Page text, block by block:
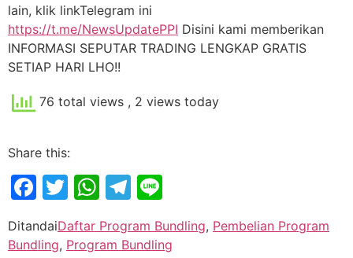
lain, klik linkTelegram ini
https://t.me/NewsUpdatePPI Disini kami memberikan
INFORMASI SEPUTAR TRADING LENGKAP GRATIS
SETIAP HARI LHO!!
76 total views , 2 views today
Share this:
Facebook
Twitter
WhatsApp
Telegram
DitandaiDaftar Program Bundling, Pembelian Program
Bundling, Program Bundling